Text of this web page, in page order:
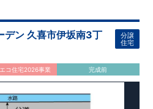
ー】採用！
す【吹抜採用】
クヤード】
る【インナーバルコニー】
デン 久喜市伊坂南3丁
分譲
住宅
コ住宅2026事業 完成前